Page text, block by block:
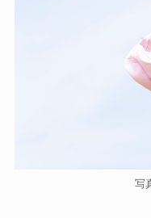
写